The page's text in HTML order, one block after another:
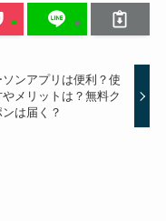
ソンアプリは便利？使
やメリットは？無料ク
ンは届く？